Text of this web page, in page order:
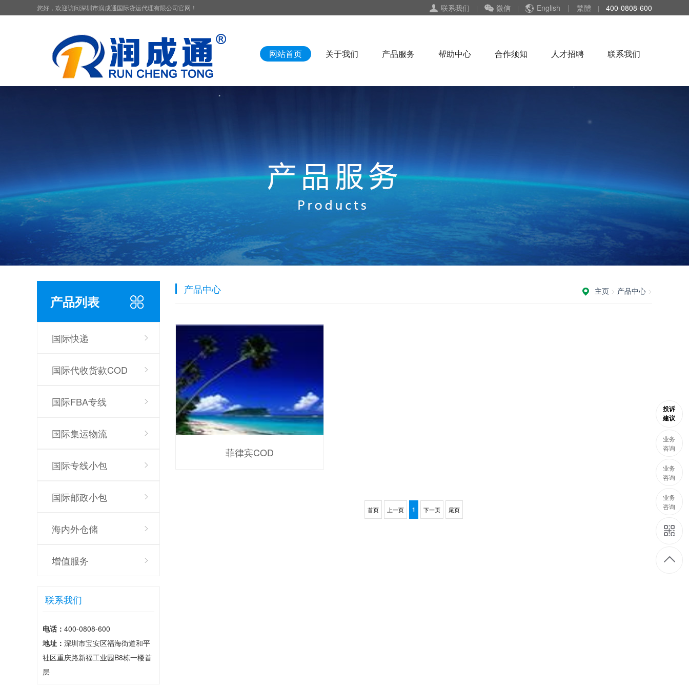
联系我们 | 微信 | English | 繁體 | 400-0808-600
您好，欢迎访问深圳市润成通国际货运代理有限公司官网！
网站首页 关于我们 产品服务 帮助中心 合作须知 人才招聘 联系我们
产品列表
国际快递
国际代收货款COD
国际FBA专线
国际集运物流
国际专线小包
国际邮政小包
海内外仓储
增值服务
联系我们
电话： 400-0808-600
地址： 深圳市宝安区福海街道和平
社区重庆路新福工业园B8栋一楼首
层
主页 > 产品中心 >
产品中心
菲律宾COD
首页 上一页 1 下一页 尾页
投诉
建议
业务
咨询
业务
咨询
业务
咨询